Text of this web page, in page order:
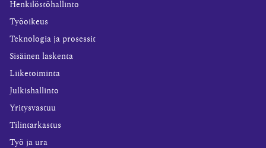
Henkilöstöhallinto
Työoikeus
Teknologia ja prosessit
Sisäinen laskenta
Liiketoiminta
Julkishallinto
Yritysvastuu
Tilintarkastus
Työ ja ura